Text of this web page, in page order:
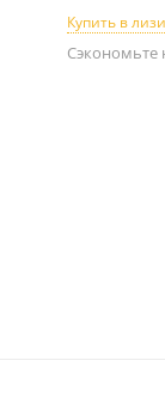
Купить в
Сэкономьте